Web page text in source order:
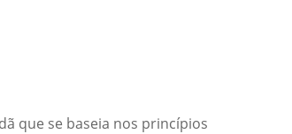
que se baseia nos princípios